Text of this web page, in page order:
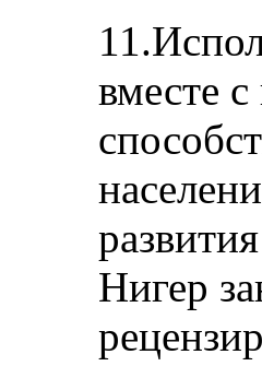
вместе
Нигер